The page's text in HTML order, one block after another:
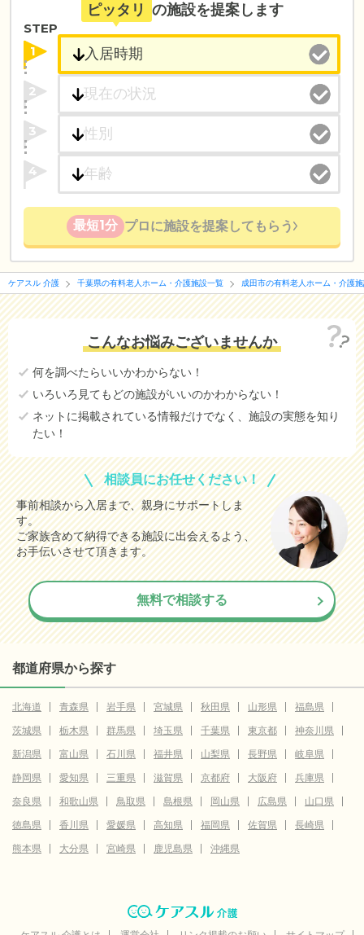
ピッタリ の施設を提案します
STEP
1
2
3
4
最短1分 プロに施設を提案してもらう
ケアスル 介護 千葉県の有料老人ホーム・介護施設一覧 成田市の有料老人ホーム・介護
こんなお悩みございませんか
何を調べたらいいかわからない！
いろいろ見てもどの施設がいいのかわからない！
ネットに掲載されている情報だけでなく、施設の実態を知り
たい！
相談員にお任せください！
事前相談から入居まで、親身にサポートしま
す。
ご家族含めて納得できる施設に出会えるよう、
お手伝いさせて頂きます。
無料で相談する
都道府県から探す
北海道 青森県 岩手県 宮城県 秋田県 山形県
福島県
茨城県
栃木県 群馬県 埼玉県 千葉県 東京都
神奈川県
新潟県
富山県 石川県 福井県 山梨県 長野県
岐阜県
静岡県
愛知県 三重県 滋賀県 京都府 大阪府
兵庫県
奈良県
和歌山県 鳥取県 島根県 岡山県 広島県
山口県
徳島県
香川県 愛媛県 高知県 福岡県 佐賀県
長崎県
熊本県
大分県 宮崎県 鹿児島県 沖縄県